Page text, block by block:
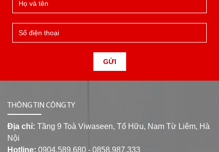
GỬI
THÔNG TIN CÔNG TY
Địa chỉ: Tầng 9 Toà Viwaseen, Tố Hữu, Nam Từ Liêm, Hà
Nội
Hotline: 0904.589.680 - 0858.987.333